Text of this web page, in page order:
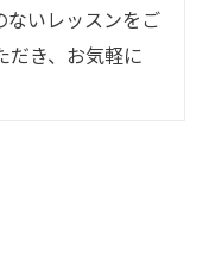
ないレッスンをご
だき、お気軽に